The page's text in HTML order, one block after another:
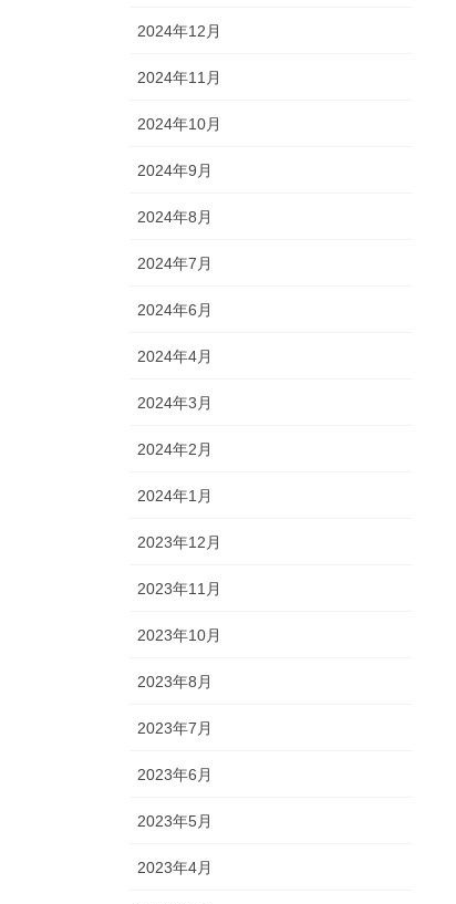
2024年12月
2024年11月
2024年10月
2024年9月
2024年8月
2024年7月
2024年6月
2024年4月
2024年3月
2024年2月
2024年1月
2023年12月
2023年11月
2023年10月
2023年8月
2023年7月
2023年6月
2023年5月
2023年4月